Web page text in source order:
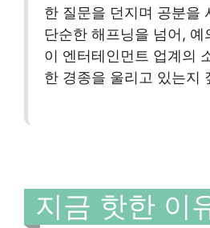
한 질문을 던지며 공분을
단순한 해프닝을 넘어, 예
이 엔터테인먼트 업계의
한 경종을 울리고 있는지
지금 핫한 이